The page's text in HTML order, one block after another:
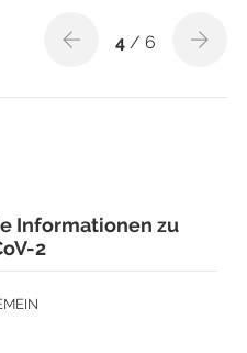
4 / 6
Informationen zu
2